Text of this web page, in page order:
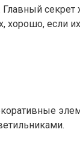
Главный
хорошо, если